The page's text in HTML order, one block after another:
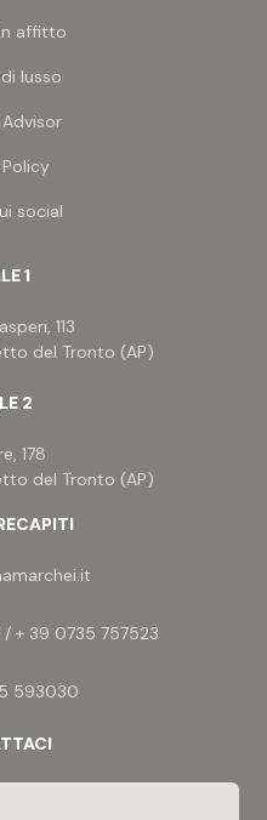
affitto
lusso
social
1
113
del Tronto (AP)
2
178
del Tronto (AP)
+ 39 0735 757523
593030